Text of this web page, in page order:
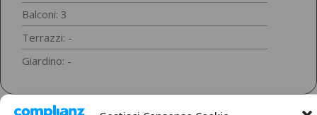
Balconi: 3
Terrazzi: -
Giardino: -